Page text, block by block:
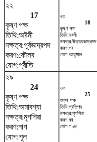
২২
17
কৃষ্ণ পক্ষ
তিথি:অষ্টমী
নক্ষত্র:পূর্বভাদ্রপদ
করণ:কৌলব
যোগ:প্রীতি
২৩
18
কৃষ্ণ পক্ষ
তিথি:নবমী
নক্ষত্র:উত্তরভাদ্রপদ
করণ:গর
যোগ:আয়ুষ্মান
২৯
24
কৃষ্ণ পক্ষ
তিথি:অমাবশ্যা
নক্ষত্র:মৃগশিরা
করণ:নাগ
যোগ:শূল
৩০
25
শুক্ল পক্ষ
তিথি:প্রতিপদ
নক্ষত্র:মৃগশিরা
করণ:বব
যোগ:গণ্ড